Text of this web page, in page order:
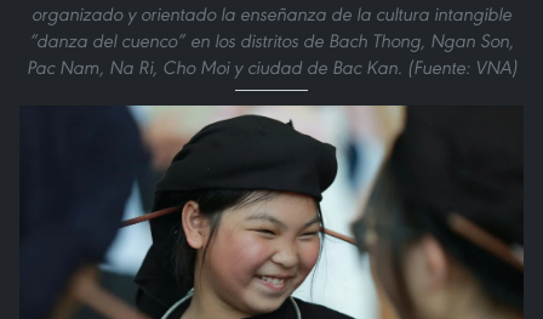
organizado y orientado la enseñanza de la cultura intangible
“danza del cuenco” en los distritos de Bach Thong, Ngan Son,
Pac Nam, Na Ri, Cho Moi y ciudad de Bac Kan. (Fuente: VNA)